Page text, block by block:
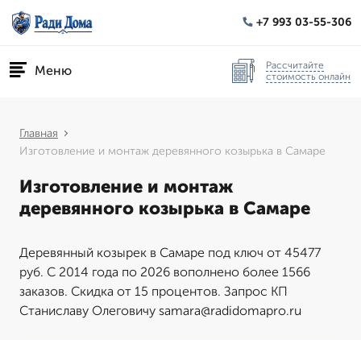
+7 993 03-55-306
Меню
Рассчитайте
стоимость онлайн
Главная
Изготовление и монтаж деревянного козырька в Самаре
Изготовление и монтаж
деревянного козырька в Самаре
Деревянный козырек в Самаре под ключ от 45477
руб. С 2014 года по 2026 вополнено более 1566
заказов. Скидка от 15 процентов. Запрос КП
Станиславу Олеговичу samara@radidomapro.ru